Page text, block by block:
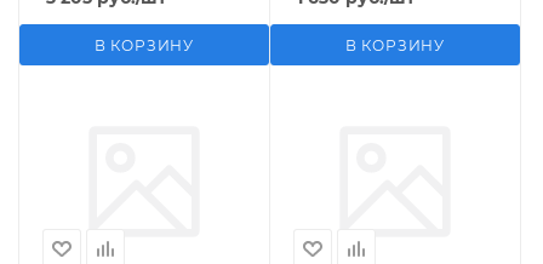
В КОРЗИНУ В КОРЗИНУ